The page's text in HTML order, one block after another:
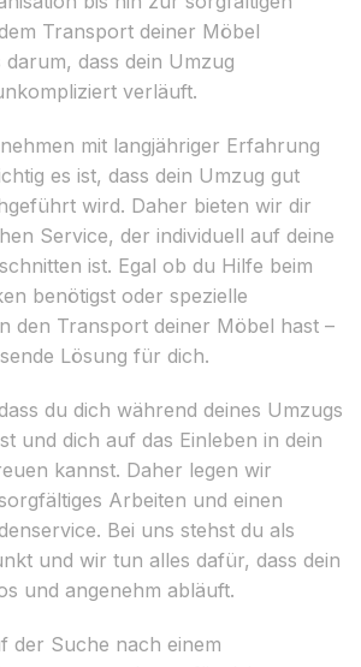
Transport deiner Möbel
dass dein Umzug
verläuft.
mit langjähriger Erfahrung
es ist, dass dein Umzug gut
wird. Daher bieten wir dir
Service, der individuell auf deine
ist. Egal ob du Hilfe beim
benötigst oder spezielle
den Transport deiner Möbel hast –
Lösung für dich.
du dich während deines Umzugs
und dich auf das Einleben in dein
kannst. Daher legen wir
Arbeiten und einen
Bei uns stehst du als
und wir tun alles dafür, dass dein
und angenehm abläuft.
der Suche nach einem